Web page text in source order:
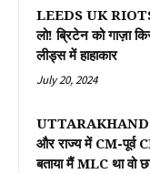
LEEDS UK
लो! ब्रिटेन को गाज़ा
लीड्स में हाहाकार
July 20, 2024
UTTARAKHAND
और राज्य में CM-पूर्व
बताया मैं MLC था वो